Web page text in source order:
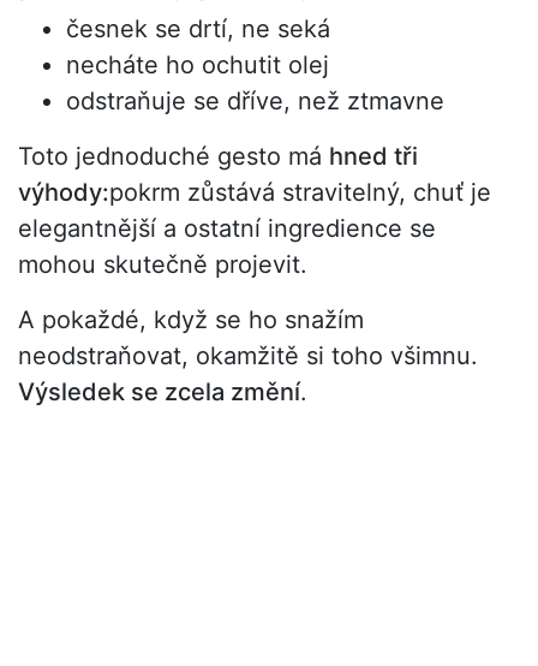
česnek se drtí, ne seká
necháte ho ochutit olej
odstraňuje se dříve, než ztmavne
Toto jednoduché gesto má hned tři
výhody:pokrm zůstává stravitelný, chuť je
elegantnější a ostatní ingredience se
mohou skutečně projevit.
A pokaždé, když se ho snažím
neodstraňovat, okamžitě si toho všimnu.
Výsledek se zcela změní.